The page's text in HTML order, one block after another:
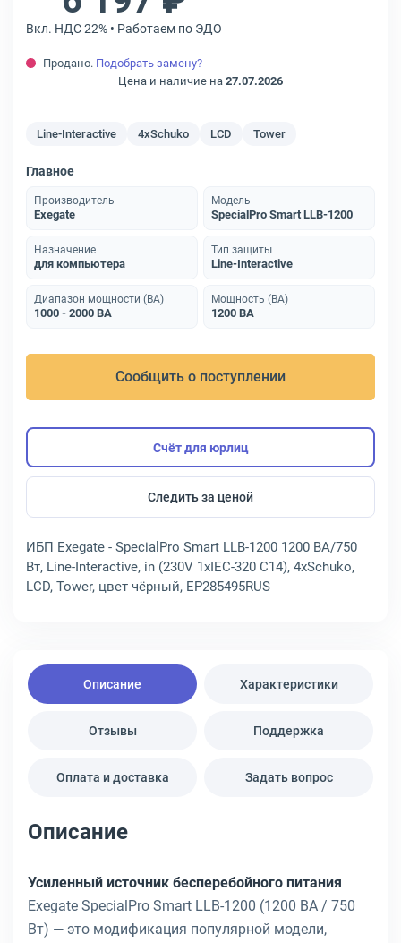
Вкл. НДС 22% • Работаем по ЭДО
Продано. Подобрать замену?
Цена и наличие на 27.07.2026
Line-Interactive 4xSchuko LCD Tower
Главное
Производитель
Exegate
Модель
SpecialPro Smart LLB-1200
Назначение
для компьютера
Тип защиты
Line-Interactive
Диапазон мощности (ВА)
1000 - 2000 ВА
Мощность (ВА)
1200 ВА
Сообщить о поступлении
Счёт для юрлиц
Следить за ценой
ИБП Exegate - SpecialPro Smart LLB-1200 1200 ВА/750
Вт, Line-Interactive, in (230V 1xIEC-320 C14), 4xSchuko,
LCD, Tower, цвет чёрный, EP285495RUS
Описание Характеристики
Отзывы Поддержка
Оплата и доставка Задать вопрос
Описание
Усиленный источник бесперебойного питания
Exegate SpecialPro Smart LLB-1200 (1200 ВА / 750
Вт) — это модификация популярной модели,